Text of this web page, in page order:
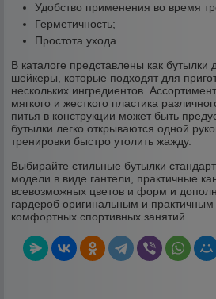
Удобство применения во время
Герметичность;
Простота ухода.
В каталоге представлены как бутылки
шейкеры, которые подходят для
нескольких ингредиентов.
мягкого и жесткого пластика
питья в конструкции может быть
бутылки легко открываются одной
тренировки быстро утолить жажду.
Выбирайте стильные бутылки
модели в виде гантели, практичные
всевозможных цветов и форм и
гардероб оригинальным и
комфортных спортивных занятий.